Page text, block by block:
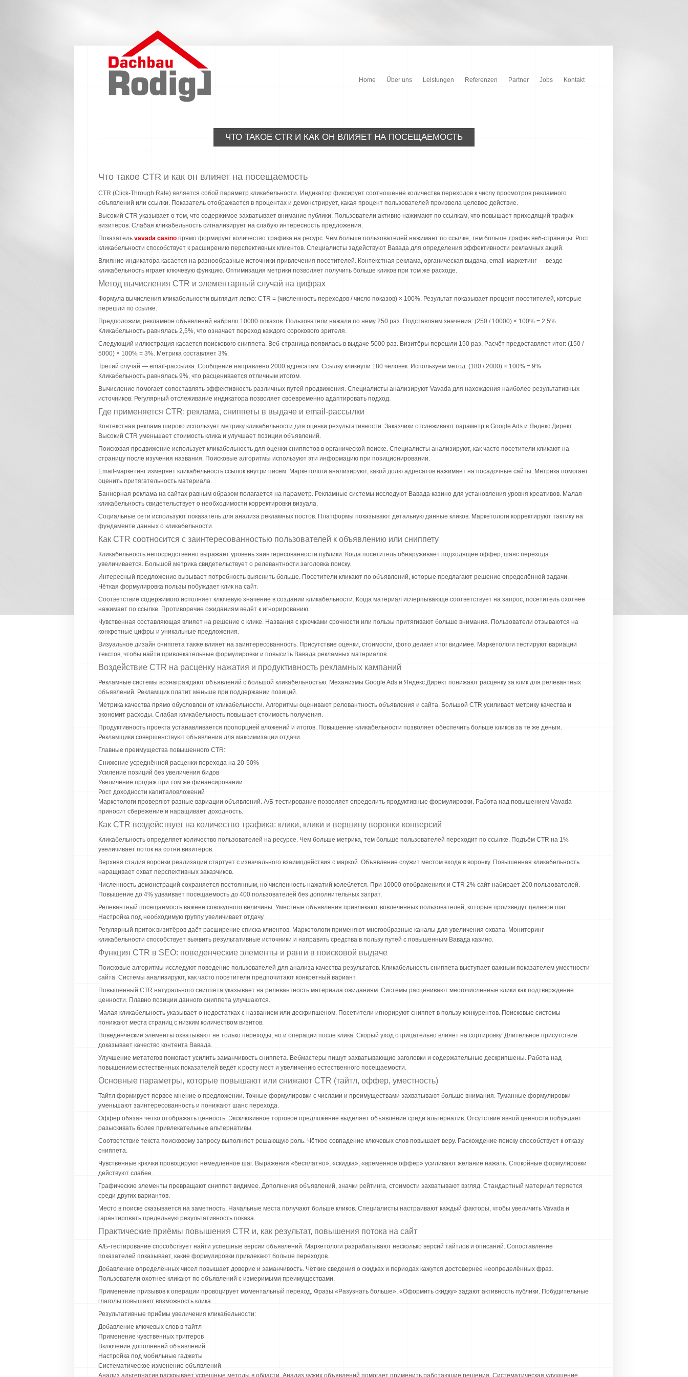
Home Über uns Leistungen Referenzen Partner Jobs Kontakt
ЧТО ТАКОЕ CTR И КАК ОН ВЛИЯЕТ НА ПОСЕЩАЕМОСТЬ
Что такое CTR и как он влияет на посещаемость
CTR (Click-Through Rate) является собой параметр кликабельности. Индикатор фиксирует соотношение количества переходов к числу просмотров рекламного
объявлений или ссылки. Показатель отображается в процентах и демонстрирует, какая процент пользователей произвела целевое действие.
Высокий CTR указывает о том, что содержимое захватывает внимание публики. Пользователи активно нажимают по ссылкам, что повышает приходящий трафик
визитёров. Слабая кликабельность сигнализирует на слабую интересность предложения.
Показатель vavada casino прямо формирует количество трафика на ресурс. Чем больше пользователей нажимает по ссылке, тем больше трафик веб-страницы. Рост
кликабельности способствует к расширению перспективных клиентов. Специалисты задействуют Вавада для определения эффективности рекламных акций.
Влияние индикатора касается на разнообразные источники привлечения посетителей. Контекстная реклама, органическая выдача, email-маркетинг — везде
кликабельность играет ключевую функцию. Оптимизация метрики позволяет получить больше кликов при том же расходе.
Метод вычисления CTR и элементарный случай на цифрах
Формула вычисления кликабельности выглядит легко: CTR = (численность переходов / число показов) × 100%. Результат показывает процент посетителей, которые
перешли по ссылке.
Предположим, рекламное объявлений набрало 10000 показов. Пользователи нажали по нему 250 раз. Подставляем значения: (250 / 10000) × 100% = 2,5%.
Кликабельность равнялась 2,5%, что означает переход каждого сорокового зрителя.
Следующий иллюстрация касается поискового сниппета. Веб-страница появилась в выдаче 5000 раз. Визитёры перешли 150 раз. Расчёт предоставляет итог: (150 /
5000) × 100% = 3%. Метрика составляет 3%.
Третий случай — email-рассылка. Сообщение направлено 2000 адресатам. Ссылку кликнули 180 человек. Используем метод: (180 / 2000) × 100% = 9%.
Кликабельность равнялась 9%, что расценивается отличным итогом.
Вычисление помогает сопоставлять эффективность различных путей продвижения. Специалисты анализируют Vavada для нахождения наиболее результативных
источников. Регулярный отслеживание индикатора позволяет своевременно адаптировать подход.
Где применяется CTR: реклама, сниппеты в выдаче и email-рассылки
Контекстная реклама широко использует метрику кликабельности для оценки результативности. Заказчики отслеживают параметр в Google Ads и Яндекс.Директ.
Высокий CTR уменьшает стоимость клика и улучшает позиции объявлений.
Поисковая продвижение использует кликабельность для оценки сниппетов в органической поиске. Специалисты анализируют, как часто посетители кликают на
страницу после изучения названия. Поисковые алгоритмы используют эти информацию при позиционировании.
Email-маркетинг измеряет кликабельность ссылок внутри писем. Маркетологи анализируют, какой долю адресатов нажимает на посадочные сайты. Метрика помогает
оценить притягательность материала.
Баннерная реклама на сайтах равным образом полагается на параметр. Рекламные системы исследуют Вавада казино для установления уровня креативов. Малая
кликабельность свидетельствует о необходимости корректировки визуала.
Социальные сети используют показатель для анализа рекламных постов. Платформы показывают детальную данные кликов. Маркетологи корректируют тактику на
фундаменте данных о кликабельности.
Как CTR соотносится с заинтересованностью пользователей к объявлению или сниппету
Кликабельность непосредственно выражает уровень заинтересованности публики. Когда посетитель обнаруживает подходящее оффер, шанс перехода
увеличивается. Большой метрика свидетельствует о релевантности заголовка поиску.
Интересный предложение вызывает потребность выяснить больше. Посетители кликают по объявлений, которые предлагают решение определённой задачи.
Чёткая формулировка пользы побуждает клик на сайт.
Соответствие содержимого исполняет ключевую значение в создании кликабельности. Когда материал исчерпывающе соответствует на запрос, посетитель охотнее
нажимает по ссылке. Противоречие ожиданиям ведёт к игнорированию.
Чувственная составляющая влияет на решение о клике. Названия с крючками срочности или пользы притягивают больше внимания. Пользователи отзываются на
конкретные цифры и уникальные предложения.
Визуальное дизайн сниппета также влияет на заинтересованность. Присутствие оценки, стоимости, фото делает итог видимее. Маркетологи тестируют вариации
текстов, чтобы найти привлекательные формулировки и повысить Вавада рекламных материалов.
Воздействие CTR на расценку нажатия и продуктивность рекламных кампаний
Рекламные системы вознаграждают объявлений с большой кликабельностью. Механизмы Google Ads и Яндекс.Директ понижают расценку за клик для релевантных
объявлений. Рекламщик платит меньше при поддержании позиций.
Метрика качества прямо обусловлен от кликабельности. Алгоритмы оценивают релевантность объявления и сайта. Большой CTR усиливает метрику качества и
экономит расходы. Слабая кликабельность повышает стоимость получения.
Продуктивность проекта устанавливается пропорцией вложений и итогов. Повышение кликабельности позволяет обеспечить больше кликов за те же деньги.
Рекламщики совершенствуют объявления для максимизации отдачи.
Главные преимущества повышенного CTR:
Снижение усреднённой расценки перехода на 20-50%
Усиление позиций без увеличения бидов
Увеличение продаж при том же финансировании
Рост доходности капиталовложений
Маркетологи проверяют разные вариации объявлений. А/Б-тестирование позволяет определить продуктивные формулировки. Работа над повышением Vavada
приносит сбережение и наращивает доходность.
Как CTR воздействует на количество трафика: клики, клики и вершину воронки конверсий
Кликабельность определяет количество пользователей на ресурсе. Чем больше метрика, тем больше пользователей переходит по ссылке. Подъём CTR на 1%
увеличивает поток на сотни визитёров.
Верхняя стадия воронки реализации стартует с изначального взаимодействия с маркой. Объявление служит местом входа в воронку. Повышенная кликабельность
наращивает охват перспективных заказчиков.
Численность демонстраций сохраняется постоянным, но численность нажатий колеблется. При 10000 отображениях и CTR 2% сайт набирает 200 пользователей.
Повышение до 4% удваивает посещаемость до 400 пользователей без дополнительных затрат.
Релевантный посещаемость важнее совокупного величины. Уместные объявления привлекают вовлечённых пользователей, которые произведут целевое шаг.
Настройка под необходимую группу увеличивает отдачу.
Регулярный приток визитёров даёт расширение списка клиентов. Маркетологи применяют многообразные каналы для увеличения охвата. Мониторинг
кликабельности способствует выявить результативные источники и направить средства в пользу путей с повышенным Вавада казино.
Функция CTR в SEO: поведенческие элементы и ранги в поисковой выдаче
Поисковые алгоритмы исследуют поведение пользователей для анализа качества результатов. Кликабельность сниппета выступает важным показателем уместности
сайта. Системы анализируют, как часто посетители предпочитают конкретный вариант.
Повышенный CTR натурального сниппета указывает на релевантность материала ожиданиям. Системы расценивают многочисленные клики как подтверждение
ценности. Плавно позиции данного сниппета улучшаются.
Малая кликабельность указывает о недостатках с названием или дескрипшеном. Посетители игнорируют сниппет в пользу конкурентов. Поисковые системы
понижают места страниц с низким количеством визитов.
Поведенческие элементы охватывают не только переходы, но и операции после клика. Скорый уход отрицательно влияет на сортировку. Длительное присутствие
доказывает качество контента Вавада.
Улучшение метатегов помогает усилить заманчивость сниппета. Вебмастеры пишут захватывающие заголовки и содержательные дескрипшены. Работа над
повышением естественных показателей ведёт к росту мест и увеличению естественного посещаемости.
Основные параметры, которые повышают или снижают CTR (тайтл, оффер, уместность)
Тайтл формирует первое мнение о предложении. Точные формулировки с числами и преимуществами захватывают больше внимания. Туманные формулировки
уменьшают заинтересованность и понижают шанс перехода.
Оффер обязан чётко отображать ценность. Эксклюзивное торговое предложение выделяет объявление среди альтернатив. Отсутствие явной ценности побуждает
разыскивать более привлекательные альтернативы.
Соответствие текста поисковому запросу выполняет решающую роль. Чёткое совпадение ключевых слов повышает веру. Расхождение поиску способствует к отказу
сниппета.
Чувственные крючки провоцируют немедленное шаг. Выражения «бесплатно», «скидка», «временное оффер» усиливают желание нажать. Спокойные формулировки
действуют слабее.
Графические элементы превращают сниппет видимее. Дополнения объявлений, значки рейтинга, стоимости захватывают взгляд. Стандартный материал теряется
среди других вариантов.
Место в поиске сказывается на заметность. Начальные места получают больше кликов. Специалисты настраивают каждый факторы, чтобы увеличить Vavada и
гарантировать предельную результативность показа.
Практические приёмы повышения CTR и, как результат, повышения потока на сайт
А/Б-тестирование способствует найти успешные версии объявлений. Маркетологи разрабатывают несколько версий тайтлов и описаний. Сопоставление
показателей показывает, какие формулировки привлекают больше переходов.
Добавление определённых чисел повышает доверие и заманчивость. Чёткие сведения о скидках и периодах кажутся достовернее неопределённых фраз.
Пользователи охотнее кликают по объявлений с измеримыми преимуществами.
Применение призывов к операции провоцирует моментальный переход. Фразы «Разузнать больше», «Оформить скидку» задают активность публики. Побудительные
глаголы повышают возможность клика.
Результативные приёмы увеличения кликабельности:
Добавление ключевых слов в тайтл
Применение чувственных триггеров
Включение дополнений объявлений
Настройка под мобильные гаджеты
Систематическое изменение объявлений
Анализ альтернатив раскрывает успешные методы в области. Анализ чужих объявлений помогает применить работающие решения. Систематическая улучшение